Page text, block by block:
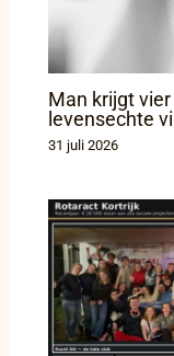
Man krijgt
levensechte
31 juli 2026